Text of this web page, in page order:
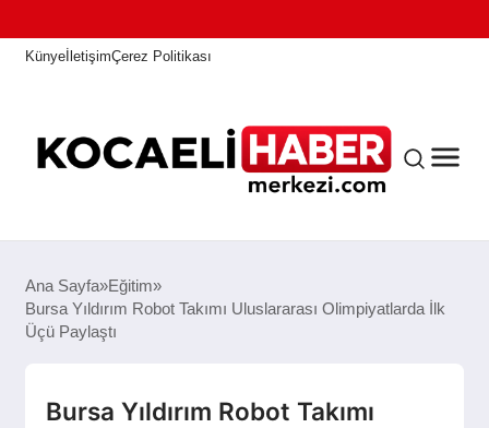
KünyeİletişimÇerez Politikası
ANASAYFA
Ana Sayfa Eğitim
Bursa Yıldırım Robot Takımı Uluslararası Olimpiyatlarda İlk
Üçü Paylaştı
Bursa Yıldırım Robot Takımı